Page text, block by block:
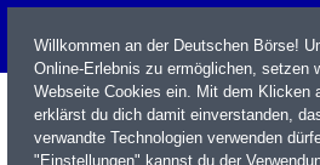
Willkommen an der Deutschen Börse!
Online-Erlebnis zu ermöglichen, setzen
Webseite Cookies ein. Mit dem Klicken
erklärst du dich damit einverstanden,
verwandte Technologien verwenden
"Einstellungen" kannst du der